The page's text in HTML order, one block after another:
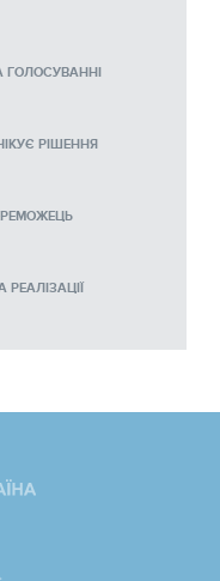
ГОЛОСУВАННІ
РІШЕННЯ